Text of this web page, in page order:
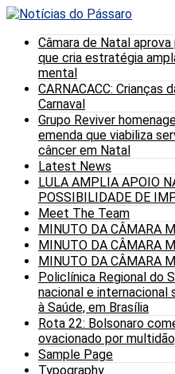
Câmara de Natal
que cria estratégia
mental
CARNACACC: Crianças
Carnaval
Grupo Reviver
emenda que viabiliza
câncer em Natal
Latest News
LULA AMPLIA APOIO
POSSIBILIDADE DE
Meet The Team
MINUTO DA CÂMARA
MINUTO DA CÂMARA
MINUTO DA CÂMARA
Policlínica Regional do
nacional e
à Saúde, em Brasília
Rota 22: Bolsonaro
ovacionado por
Sample Page
Typography